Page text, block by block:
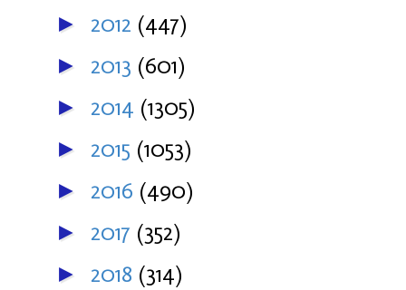
► 2012 (447)
► 2013 (601)
► 2014 (1305)
► 2015 (1053)
► 2016 (490)
► 2017 (352)
► 2018 (314)